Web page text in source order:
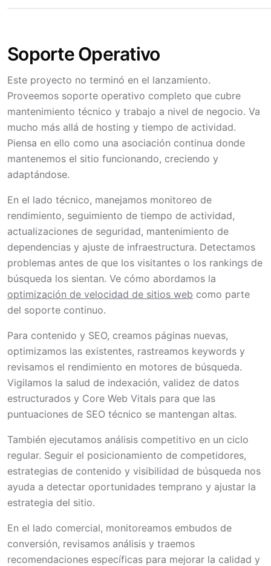
Soporte Operativo
Este proyecto no terminó en el lanzamiento.
Proveemos soporte operativo completo que cubre
mantenimiento técnico y trabajo a nivel de negocio. Va
mucho más allá de hosting y tiempo de actividad.
Piensa en ello como una asociación continua donde
mantenemos el sitio funcionando, creciendo y
adaptándose.
En el lado técnico, manejamos monitoreo de
rendimiento, seguimiento de tiempo de actividad,
actualizaciones de seguridad, mantenimiento de
dependencias y ajuste de infraestructura. Detectamos
problemas antes de que los visitantes o los rankings de
búsqueda los sientan. Ve cómo abordamos la
optimización de velocidad de sitios web como parte
del soporte continuo.
Para contenido y SEO, creamos páginas nuevas,
optimizamos las existentes, rastreamos keywords y
revisamos el rendimiento en motores de búsqueda.
Vigilamos la salud de indexación, validez de datos
estructurados y Core Web Vitals para que las
puntuaciones de SEO técnico se mantengan altas.
También ejecutamos análisis competitivo en un ciclo
regular. Seguir el posicionamiento de competidores,
estrategias de contenido y visibilidad de búsqueda nos
ayuda a detectar oportunidades temprano y ajustar la
estrategia del sitio.
En el lado comercial, monitoreamos embudos de
conversión, revisamos análisis y traemos
recomendaciones específicas para mejorar la calidad y